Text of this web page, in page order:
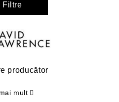
Filtre
producător
mult